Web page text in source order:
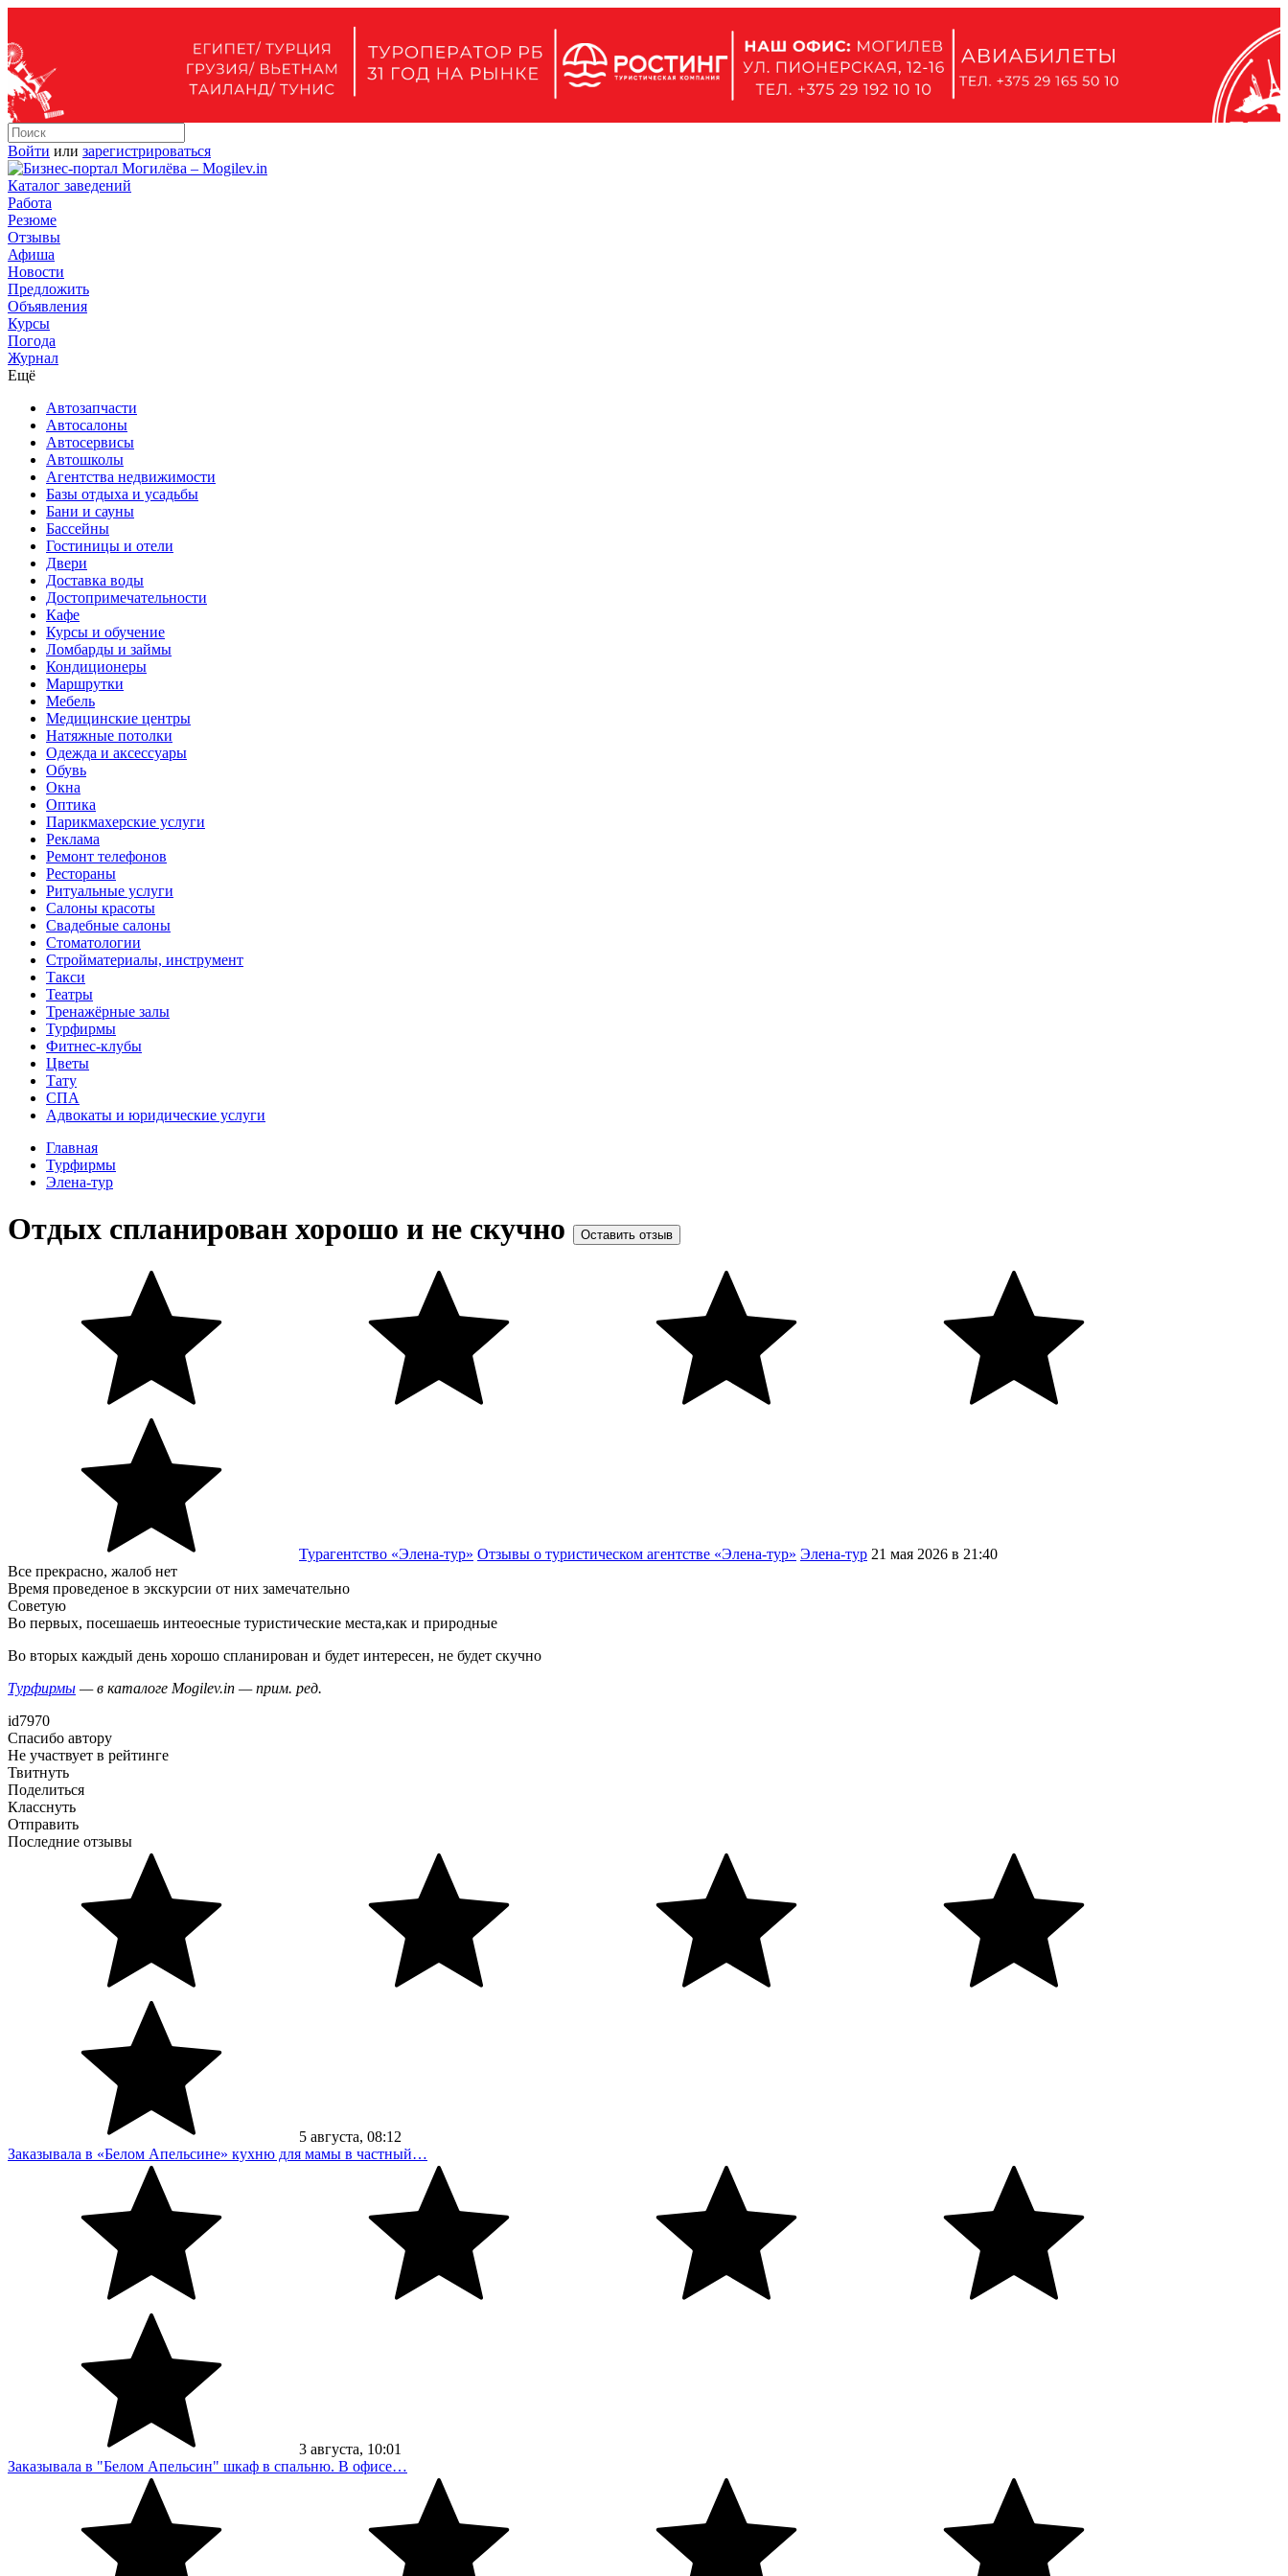
Войти или зарегистрироваться
Каталог заведений
Работа
Резюме
Отзывы
Афиша
Новости
Предложить
Объявления
Курсы
Погода
Журнал
Ещё
Автозапчасти
Автосалоны
Автосервисы
Автошколы
Агентства недвижимости
Базы отдыха и усадьбы
Бани и сауны
Бассейны
Гостиницы и отели
Двери
Доставка воды
Достопримечательности
Кафе
Курсы и обучение
Ломбарды и займы
Кондиционеры
Маршрутки
Мебель
Медицинские центры
Натяжные потолки
Одежда и аксессуары
Обувь
Окна
Оптика
Парикмахерские услуги
Реклама
Ремонт телефонов
Рестораны
Ритуальные услуги
Салоны красоты
Свадебные салоны
Стоматологии
Стройматериалы, инструмент
Такси
Театры
Тренажёрные залы
Турфирмы
Фитнес-клубы
Цветы
Тату
СПА
Адвокаты и юридические услуги
Главная
Турфирмы
Элена-тур
Отдых спланирован хорошо и не скучно Оставить отзыв
Турагентство «Элена-тур» Отзывы о туристическом агентстве «Элена-тур» Элена-тур 21 мая 2026 в 21:40
Все прекрасно, жалоб нет
Время проведеное в экскурсии от них замечательно
Советую
Во первых, посешаешь интеоесные туристические места,как и природные
Во вторых каждый день хорошо спланирован и будет интересен, не будет скучно
Турфирмы — в каталоге Mogilev.in — прим. ред.
id7970
Спасибо автору
Не участвует в рейтинге
Твитнуть
Поделиться
Класснуть
Отправить
Последние отзывы
5 августа, 08:12
Заказывала в «Белом Апельсине» кухню для мамы в частный…
3 августа, 10:01
Заказывала в "Белом Апельсин" шкаф в спальню. В офисе…